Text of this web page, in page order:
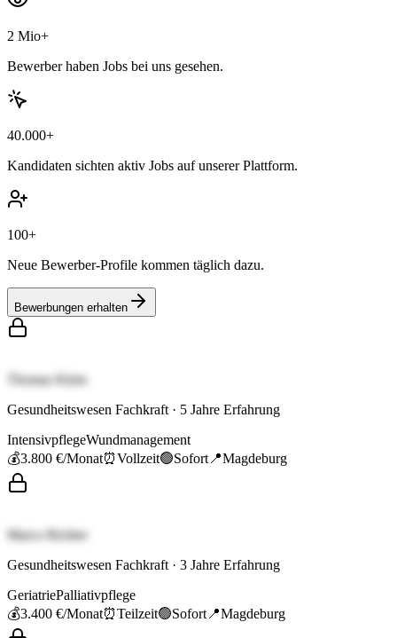
2 Mio+
Bewerber haben Jobs bei uns gesehen.
40.000+
Kandidaten sichten aktiv Jobs auf unserer Plattform.
100+
Neue Bewerber-Profile kommen täglich dazu.
Bewerbungen erhalten
Thomas Klein
Gesundheitswesen Fachkraft · 5 Jahre Erfahrung
IntensivpflegeWundmanagement
💰3.800 €/Monat⏰Vollzeit🟢Sofort 📍Magdeburg
Marco Richter
Gesundheitswesen Fachkraft · 3 Jahre Erfahrung
GeriatriePalliativpflege
💰3.400 €/Monat⏰Teilzeit🟢Sofort 📍Magdeburg